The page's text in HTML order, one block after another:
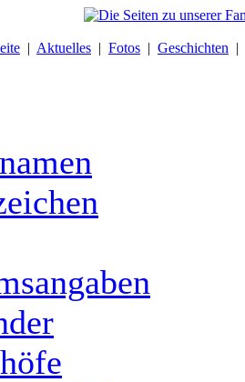
| Aktuelles | Fotos | Geschichten |